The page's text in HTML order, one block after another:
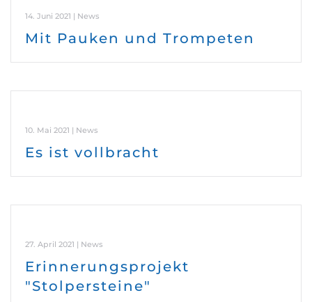
14. Juni 2021 | News
Mit Pauken und Trompeten
10. Mai 2021 | News
Es ist vollbracht
27. April 2021 | News
Erinnerungsprojekt
"Stolpersteine"